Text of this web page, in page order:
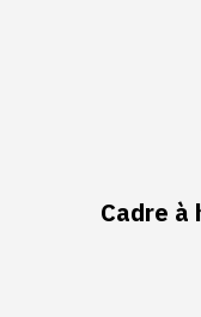
Cadre